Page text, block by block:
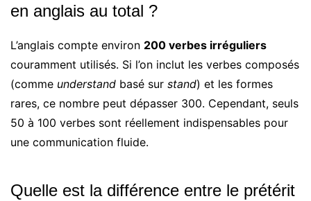
en anglais au total ?
L’anglais compte environ 200 verbes irréguliers
couramment utilisés. Si l’on inclut les verbes composés
(comme understand basé sur stand) et les formes
rares, ce nombre peut dépasser 300. Cependant, seuls
50 à 100 verbes sont réellement indispensables pour
une communication fluide.
Quelle est la différence entre le prétérit